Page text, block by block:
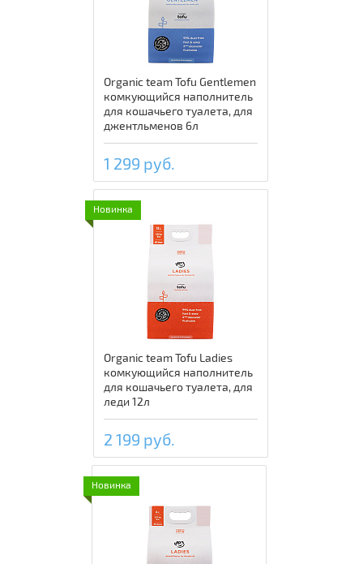
Organic team Tofu Gentlemen
комкующийся наполнитель
для кошачьего туалета, для
джентльменов 6л
1 299 руб.
Новинка
Organic team Tofu Ladies
комкующийся наполнитель
для кошачьего туалета, для
леди 12л
2 199 руб.
Новинка